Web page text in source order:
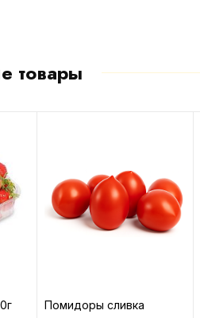
товары
Помидоры сливка